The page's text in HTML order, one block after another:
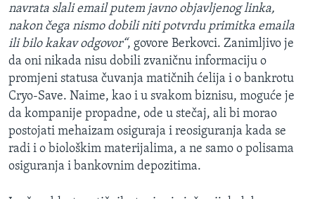
navrata slali email putem javno objavljenog linka,
nakon čega nismo dobili niti potvrdu primitka emaila
ili bilo kakav odgovor“, govore Berkovci. Zanimljivo je
da oni nikada nisu dobili zvaničnu informaciju o
promjeni statusa čuvanja matičnih ćelija i o bankrotu
Cryo-Save. Naime, kao i u svakom biznisu, moguće je
da kompanije propadne, ode u stečaj, ali bi morao
postojati mehaizam osiguraja i reosiguranja kada se
radi i o biološkim materijalima, a ne samo o polisama
osiguranja i bankovnim depozitima.